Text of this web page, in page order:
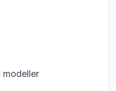
modeller